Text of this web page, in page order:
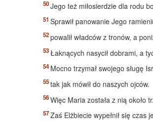
Jego też miłosierdzie dla rodu
Sprawił panowanie Jego
powalił władców z tronów, a
Łaknących nasycił dobrami, a
Mocno trzymał swojego sługę
tak jak mówił do naszych ojców.
Więc Maria została z nią około
Zaś Elżbiecie wypełnił się czas